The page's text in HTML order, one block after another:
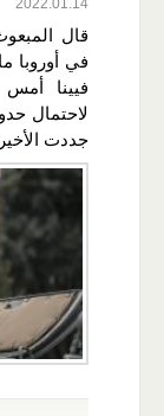
2022.01.14
قال
في أوروبا
فيينا
لاحتمال
جددت